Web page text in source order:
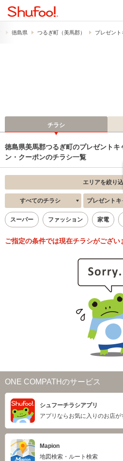
徳島県 つるぎ町（美馬郡） プレゼン
チラシ
徳島県美馬郡つるぎ町のプレゼントキ
ン・クーポンのチラシ一覧
エリアを絞り込
すべてのチラシ プレゼントキャン
スーパー ファッション 家電
ご指定の条件では現在チラシがござい
ONE COMPATHのサービス
シュフーチラシアプリ
アプリならお気に入りのお店が
Mapion
地図検索・ルート検索